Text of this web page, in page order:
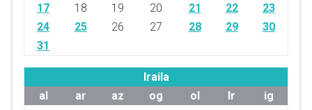
17
18 19 20 21 22
23
24
25 26 27 28 29
30
31
Iraila
al
ar az og ol lr
ig